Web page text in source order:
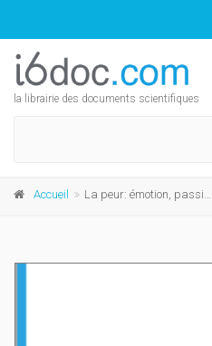
la librairie des documents scientifiques
Accueil La peur: émotion, passion, raison